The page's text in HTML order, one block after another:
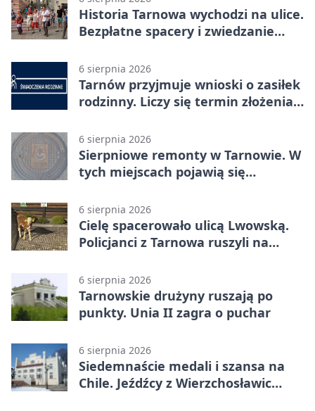
Historia Tarnowa wychodzi na ulice.
Bezpłatne spacery i zwiedzanie
6 sierpnia 2026
Tarnów przyjmuje wnioski o zasiłek
rodzinny. Liczy się termin złożenia
6 sierpnia 2026
Sierpniowe remonty w Tarnowie. W
tych miejscach pojawią się
6 sierpnia 2026
Cielę spacerowało ulicą Lwowską.
Policjanci z Tarnowa ruszyli na
6 sierpnia 2026
Tarnowskie drużyny ruszają po
punkty. Unia II zagra o puchar
6 sierpnia 2026
Siedemnaście medali i szansa na
Chile. Jeźdźcy z Wierzchosławic